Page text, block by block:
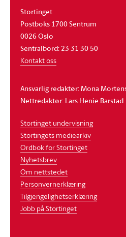
Stortinget
Postboks 1700 Sentrum
0026 Oslo
Sentralbord: 23 31 30 50
Kontakt oss
Ansvarlig redaktør: Mona
Nettredaktør: Lars Henie Barstad
Stortinget undervisning
Stortingets mediearkiv
Ordbok for Stortinget
Nyhetsbrev
Om nettstedet
Personvernerklæring
Tilgjengelighetserklæring
Jobb på Stortinget